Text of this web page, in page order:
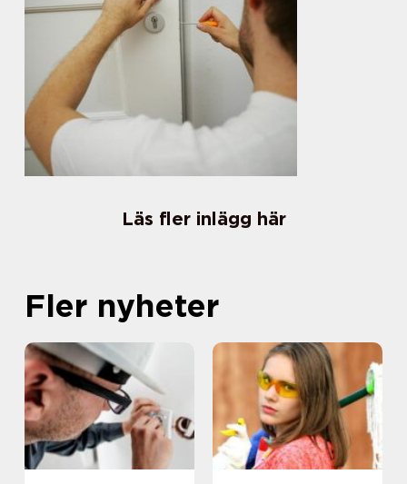
Läs fler inlägg här
Fler nyheter